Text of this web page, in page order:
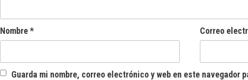
Nombre* Correo
Guarda mi nombre, correo electrónico y web en este navegador